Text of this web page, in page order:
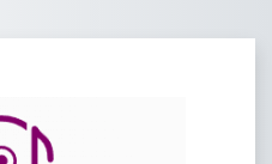
Entrar a